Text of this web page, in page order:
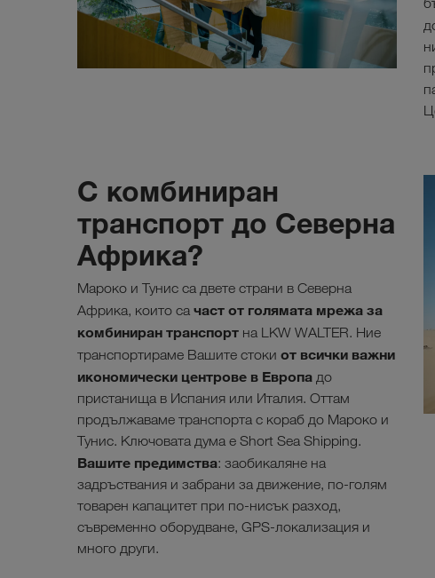
С комбиниран
транспорт до Северна
Африка?
Мароко и Тунис са двете страни в Северна
Африка, които са част от голямата мрежа за
комбиниран транспорт на LKW WALTER. Ние
транспортираме Вашите стоки от всички важни
икономически центрове в Европа до
пристанища в Испания или Италия. Оттам
продължаваме транспорта с кораб до Мароко и
Тунис. Ключовата дума е Short Sea Shipping.
Вашите предимства: заобикаляне на
задръствания и забрани за движение, по-голям
товарен капацитет при по-нисък разход,
съвременно оборудване, GPS-локализация и
много други.